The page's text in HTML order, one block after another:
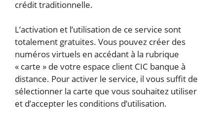
crédit traditionnelle.
L’activation et l’utilisation de ce service sont
totalement gratuites. Vous pouvez créer des
numéros virtuels en accédant à la rubrique
« carte » de votre espace client CIC banque à
distance. Pour activer le service, il vous suffit de
sélectionner la carte que vous souhaitez utiliser
et d’accepter les conditions d’utilisation.